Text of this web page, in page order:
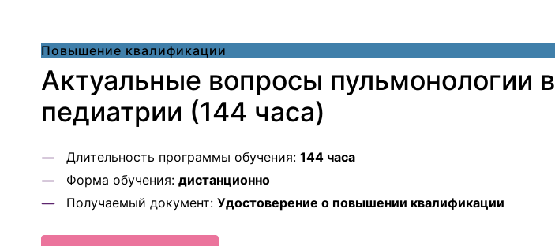
Повышение квалификации
Актуальные вопросы пульмонологии в
педиатрии (144 часа)
Длительность программы обучения: 144 часа
Форма обучения: дистанционно
Получаемый документ: Удостоверение о повышении квалификации